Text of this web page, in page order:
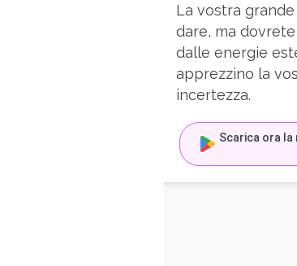
La vostra
dare, ma
dalle energie
apprezzino la
incertezza.
Scarica ora la